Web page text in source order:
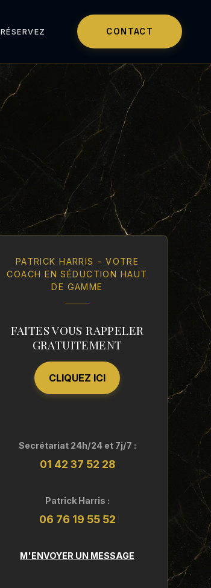
RÉSERVEZ CONTACT
PATRICK HARRIS - VOTRE
COACH EN SÉDUCTION HAUT
DE GAMME
FAITES VOUS RAPPELER
GRATUITEMENT
CLIQUEZ ICI
Secrétariat 24h/24 et 7j/7 :
01 42 37 52 28
Patrick Harris :
06 76 19 55 52
M'ENVOYER UN MESSAGE